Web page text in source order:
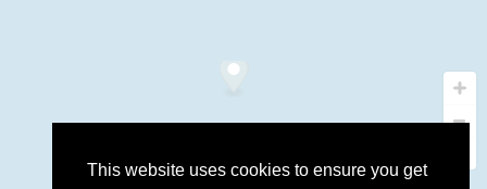
This website uses cookies to ensure you get